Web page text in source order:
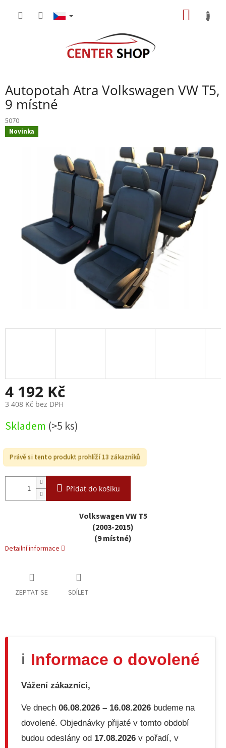
Autopotah Atra Volkswagen VW T5,
9 místné
5070
Novinka
4 192 Kč
3 408 Kč bez DPH
cena:
Skladem (>5 ks)
Právě si tento produkt prohlíží 13 zákazníků
Přidat do košíku
Volkswagen VW T5
(2003-2015)
(9 místné)
Detailní informace
ZEPTAT SE SDÍLET
ℹ️ Informace o dovolené
Vážení zákazníci,
Ve dnech 06.08.2026 – 16.08.2026 budeme na
dovolené. Objednávky přijaté v tomto období
budou odeslány od 17.08.2026 v pořadí, v